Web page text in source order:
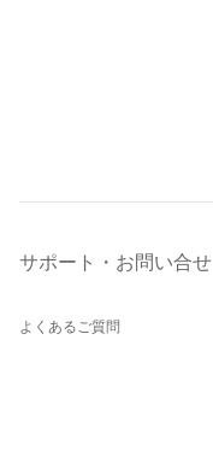
サポート・お問い合せ
よくあるご質問